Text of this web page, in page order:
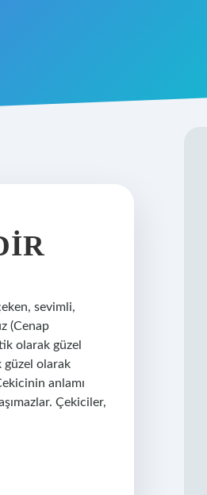
sevimli,
(Cenap
olarak güzel
güzel olarak
anlamı
Çekiciler,